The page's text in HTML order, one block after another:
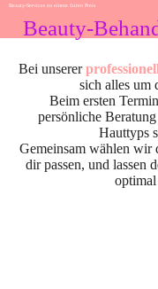
Beauty-Services zu einem fairen Preis
Beauty-
Bei unserer
sich alles um
Beim ersten
persönliche
Hauttyps
Gemeinsam wählen wir
dir passen, und lassen